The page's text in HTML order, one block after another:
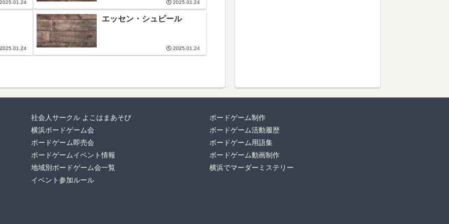
2025.01.24
エッセン・シュピール
2025.01.24
社会人サークル よこはまあそび
横浜ボードゲーム会
ボードゲーム即売会
ボードゲームイベント情報
地域別ボードゲーム会一覧
イベント参加ルール
ボードゲーム制作
ボードゲーム活動履歴
ボードゲーム用語集
ボードゲーム動画制作
横浜でマーダーミステリー